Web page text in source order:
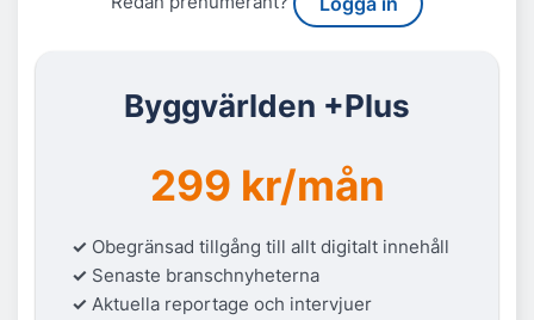
Byggvärlden +Plus
299 kr/mån
✓ Obegränsad tillgång till allt digitalt innehåll
✓ Senaste branschnyheterna
✓ Aktuella reportage och intervjuer